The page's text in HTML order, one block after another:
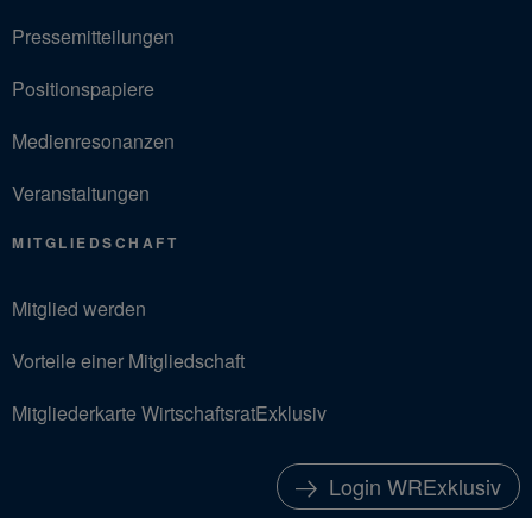
Pressemitteilungen
Positionspapiere
Medienresonanzen
Veranstaltungen
MITGLIEDSCHAFT
Mitglied werden
Vorteile einer Mitgliedschaft
Mitgliederkarte WirtschaftsratExklusiv
Login WRExklusiv